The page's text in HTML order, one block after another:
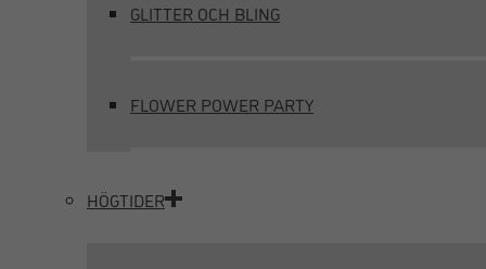
GLITTER OCH BLING
FLOWER POWER PARTY
HÖGTIDER